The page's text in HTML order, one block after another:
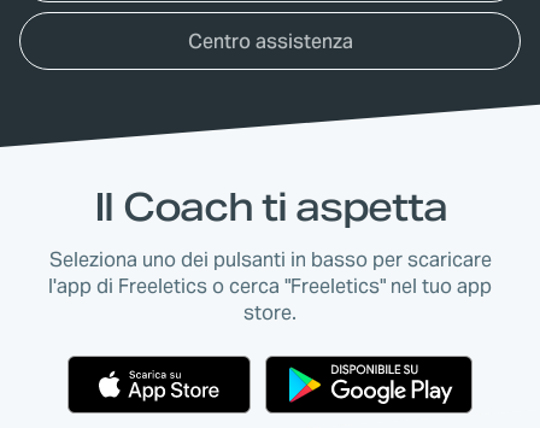
Centro assistenza
Il Coach ti aspetta
Seleziona uno dei pulsanti in basso per scaricare
l'app di Freeletics o cerca "Freeletics" nel tuo app
store.